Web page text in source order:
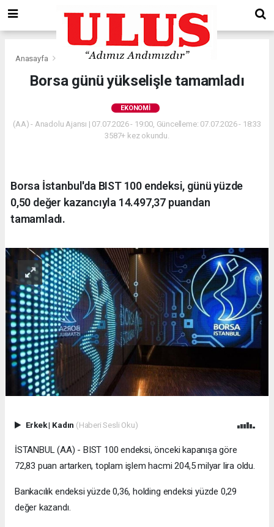
Anasayfa Ekonomi
Borsa günü yükselişle tamamladı
EKONOMI
(AA) - Anadolu Ajansı | 07.07.2026 - 19:00, Güncelleme: 07.07.2026 - 18:33
3587+ kez okundu.
Borsa İstanbul'da BIST 100 endeksi, günü yüzde
0,50 değer kazancıyla 14.497,37 puandan
tamamladı.
Erkek| Kadın (Haberi Sesli Oku)
İSTANBUL (AA) - BIST 100 endeksi, önceki kapanışa göre
72,83 puan artarken, toplam işlem hacmi 204,5 milyar lira oldu.
Bankacılık endeksi yüzde 0,36, holding endeksi yüzde 0,29
değer kazandı.